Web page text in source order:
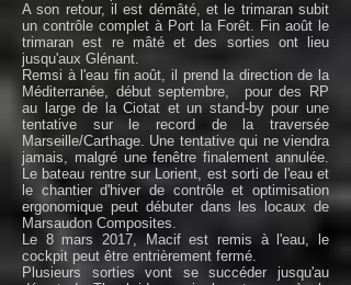
A son retour, il est démâté, et le trimaran subit
un contrôle complet à Port la Forêt. Fin août le
trimaran est re mâté et des sorties ont lieu
jusqu'aux Glénant.
Remsi à l'eau fin août, il prend la direction de la
Méditerranée, début septembre, pour des RP
au large de la Ciotat et un stand-by pour une
tentative sur le record de la traversée
Marseille/Carthage. Une tentative qui ne viendra
jamais, malgré une fenêtre finalement annulée.
Le bateau rentre sur Lorient, est sorti de l'eau et
le chantier d'hiver de contrôle et optimisation
ergonomique peut débuter dans les locaux de
Marsaudon Composites.
Le 8 mars 2017, Macif est remis à l'eau, le
cockpit peut être entrièrement fermé.
Plusieurs sorties vont se succéder jusqu'au